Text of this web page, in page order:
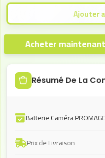
Résumé De La
Batterie Caméra
Prix de Livraison